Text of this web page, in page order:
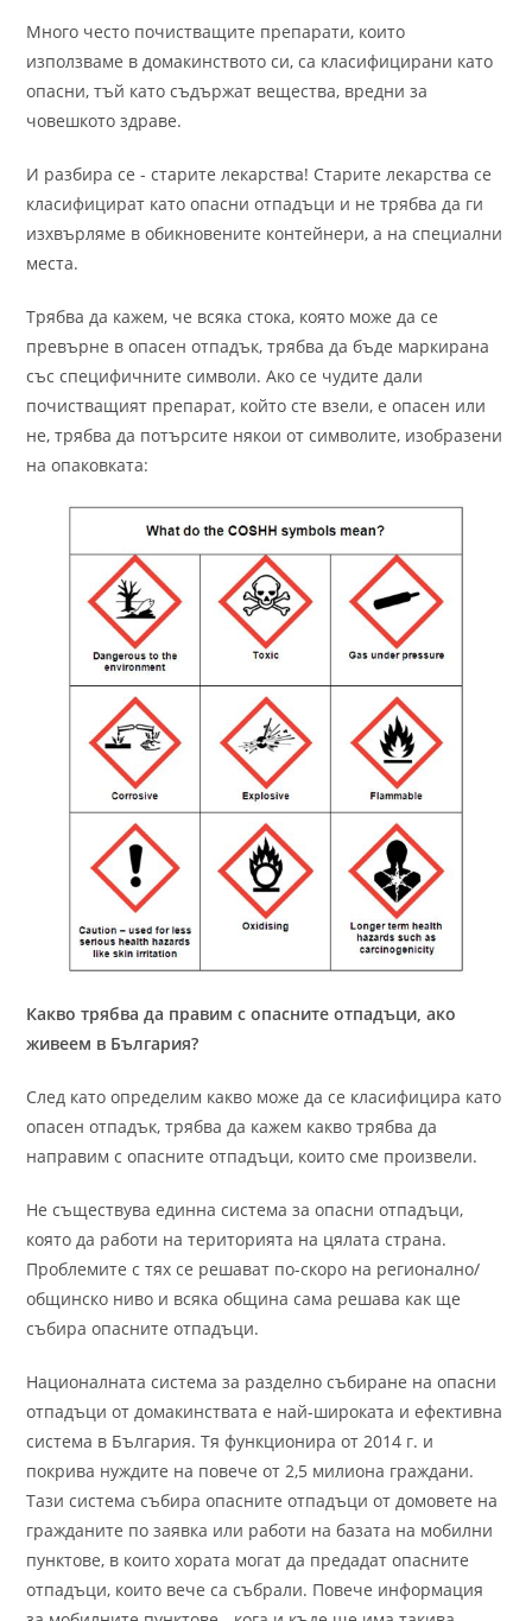
Много често почистващите препарати, които
използваме в домакинството си, са класифицирани като
опасни, тъй като съдържат вещества, вредни за
човешкото здраве.
И разбира се - старите лекарства! Старите лекарства се
класифицират като опасни отпадъци и не трябва да ги
изхвърляме в обикновените контейнери, а на специални
места.
Трябва да кажем, че всяка стока, която може да се
превърне в опасен отпадък, трябва да бъде маркирана
със специфичните символи. Ако се чудите дали
почистващият препарат, който сте взели, е опасен или
не, трябва да потърсите някои от символите, изобразени
на опаковката:
Какво трябва да правим с опасните отпадъци, ако
живеем в България?
След като определим какво може да се класифицира като
опасен отпадък, трябва да кажем какво трябва да
направим с опасните отпадъци, които сме произвели.
Не съществува единна система за опасни отпадъци,
която да работи на територията на цялата страна.
Проблемите с тях се решават по-скоро на регионално/
общинско ниво и всяка община сама решава как ще
събира опасните отпадъци.
Националната система за разделно събиране на опасни
отпадъци от домакинствата е най-широката и ефективна
система в България. Тя функционира от 2014 г. и
покрива нуждите на повече от 2,5 милиона граждани.
Тази система събира опасните отпадъци от домовете на
гражданите по заявка или работи на базата на мобилни
пунктове, в които хората могат да предадат опасните
отпадъци, които вече са събрали. Повече информация